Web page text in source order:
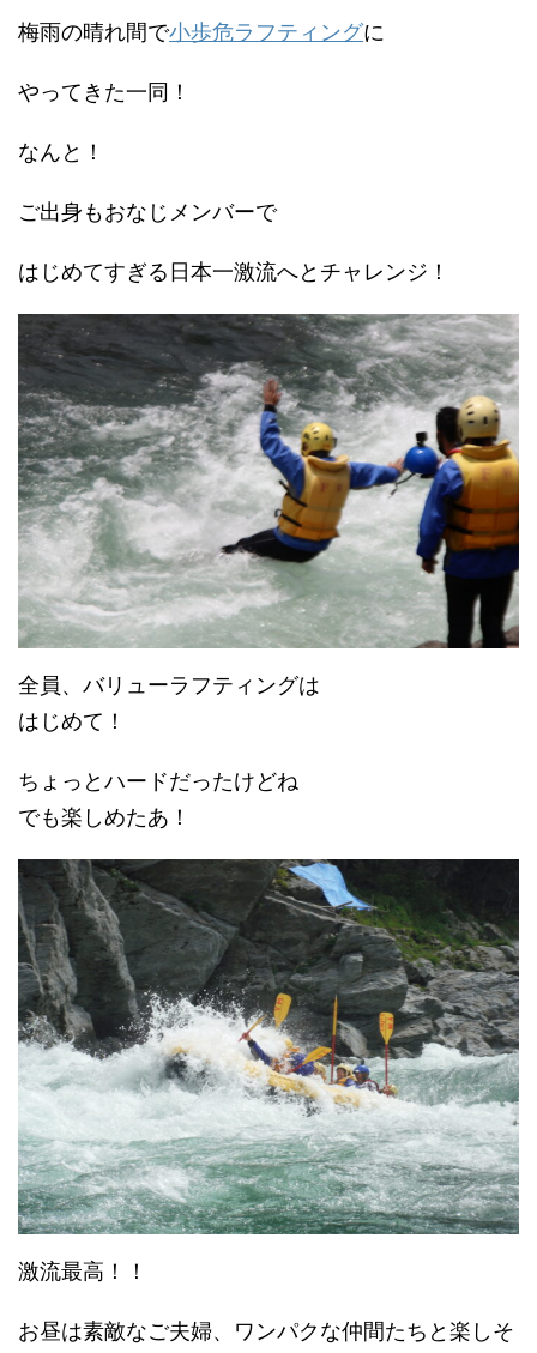
梅雨の晴れ間で小歩危ラフティングに
やってきた一同！
なんと！
ご出身もおなじメンバーで
はじめてすぎる日本一激流へとチャレンジ！
全員、バリューラフティングは
はじめて！
ちょっとハードだったけどね
でも楽しめたあ！
激流最高！！
お昼は素敵なご夫婦、ワンパクな仲間たちと楽しそ